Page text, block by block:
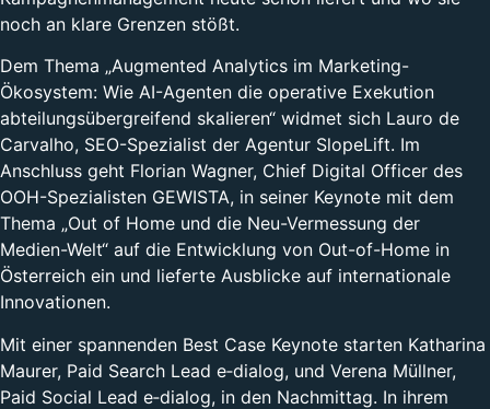
noch an klare Grenzen stößt.
Dem Thema „Augmented Analytics im Marketing-
Ökosystem: Wie AI-Agenten die operative Exekution
abteilungsübergreifend skalieren“ widmet sich Lauro de
Carvalho, SEO-Spezialist der Agentur SlopeLift. Im
Anschluss geht Florian Wagner, Chief Digital Officer des
OOH-Spezialisten GEWISTA, in seiner Keynote mit dem
Thema „Out of Home und die Neu-Vermessung der
Medien-Welt“ auf die Entwicklung von Out-of-Home in
Österreich ein und lieferte Ausblicke auf internationale
Innovationen.
Mit einer spannenden Best Case Keynote starten Katharina
Maurer, Paid Search Lead e‑dialog, und Verena Müllner,
Paid Social Lead e‑dialog, in den Nachmittag. In ihrem